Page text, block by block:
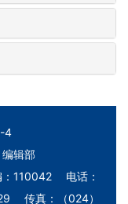
4
辑部
：110042 电话：
传真：（024）